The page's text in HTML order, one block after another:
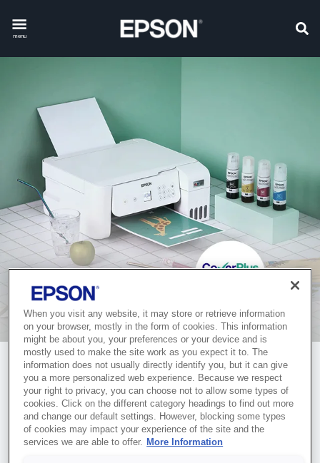
menu
COVERPLUS ҚЫЗМЕТІНЕ
ТІРКЕЛІҢІЗ
When you visit any website, it may store or retrieve information
on your browser, mostly in the form of cookies. This information
might be about you, your preferences or your device and is
mostly used to make the site work as you expect it to. The
information does not usually directly identify you, but it can give
you a more personalized web experience. Because we respect
your right to privacy, you can choose not to allow some types of
cookies. Click on the different category headings to find out more
and change our default settings. However, blocking some types
of cookies may impact your experience of the site and the
services we are able to offer.
More Information